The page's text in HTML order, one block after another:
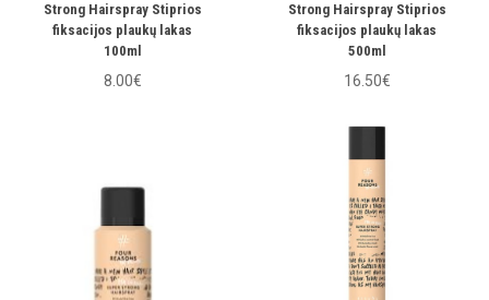
Strong Hairspray Stiprios
fiksacijos plaukų lakas
100ml
8.00€
Strong Hairspray Stiprios
fiksacijos plaukų lakas
500ml
16.50€